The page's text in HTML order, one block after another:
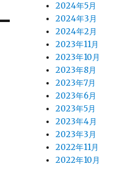
2024年5月
2024年3月
2024年2月
2023年11月
2023年10月
2023年8月
2023年7月
2023年6月
2023年5月
2023年4月
2023年3月
2022年11月
2022年10月